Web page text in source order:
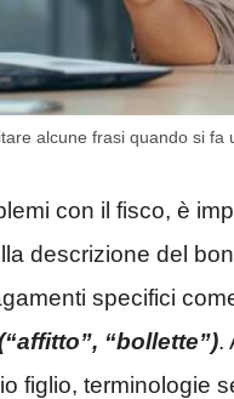
alcune frasi quando si
con il fisco, è
descrizione del
specifici
“bollette”).
figlio, terminologie